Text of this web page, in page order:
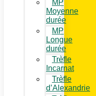
MP
Moyenne
durée
MP
Longue
durée
Trèfle
Incarnat
Trèfle
d’Alexandrie